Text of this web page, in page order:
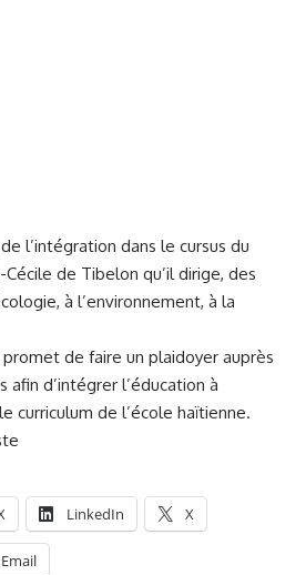
l’intégration dans le cursus du
de Tibelon qu’il dirige, des
à l’environnement, à la
de faire un plaidoyer auprès
d’intégrer l’éducation à
curriculum de l’école haïtienne.
LinkedIn X
Email